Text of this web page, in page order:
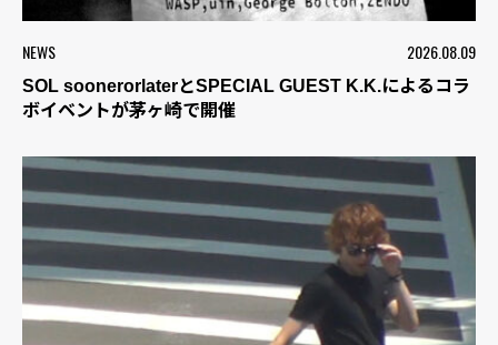
NEWS 2026.08.09
SOL soonerorlaterとSPECIAL GUEST K.K.によるコラ
ボイベントが茅ヶ崎で開催